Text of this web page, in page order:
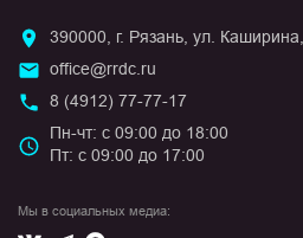
390000, г. Рязань, ул.
office@rrdc.ru
8 (4912) 77-77-17
Пн-чт: с 09:00 до 18:00
Пт: с 09:00 до 17:00
Мы в социальных медиа: